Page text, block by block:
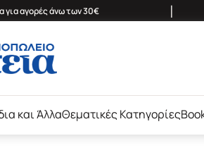
αγορές άνω των 30€ |
και ΆλλαΘεματικές Κατηγορίες